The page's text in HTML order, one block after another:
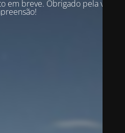
em breve. Obrigado pela vossa